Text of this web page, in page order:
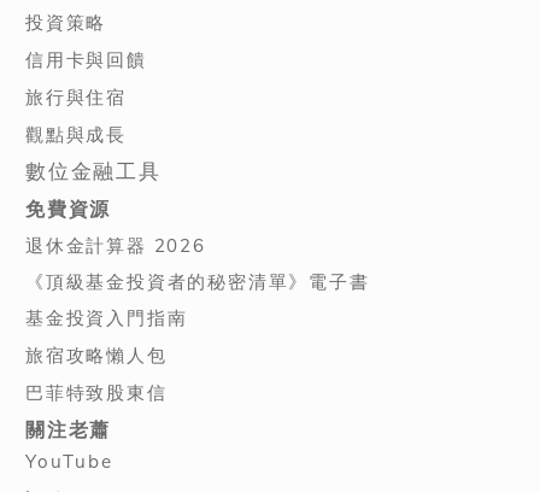
投資策略
信用卡與回饋
旅行與住宿
觀點與成長
數位金融工具
免費資源
退休金計算器 2026
《頂級基金投資者的秘密清單》電子書
基金投資入門指南
旅宿攻略懶人包
巴菲特致股東信
關注老蕭
YouTube